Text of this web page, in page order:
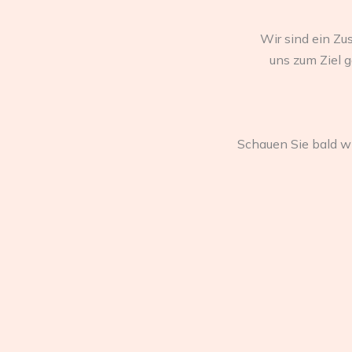
Wir sind ein
uns zum Ziel
Schauen Sie bald